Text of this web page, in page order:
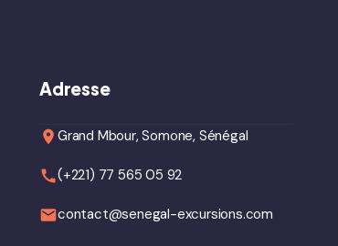
Adresse
Grand Mbour, Somone, Sénégal
(+221) 77 565 05 92
contact@senegal-excursions.com